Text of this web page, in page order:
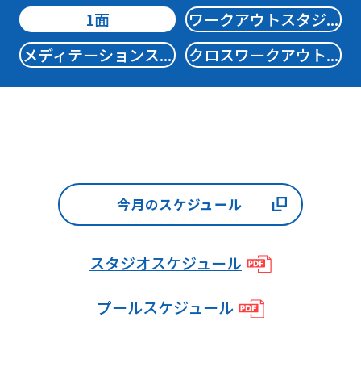
1面
ワークアウトスタジ...
メディテーションス...
クロスワークアウト...
今月のスケジュール
スタジオスケジュール
プールスケジュール